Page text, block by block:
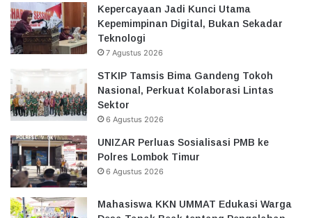
Kepercayaan Jadi Kunci Utama
Kepemimpinan Digital, Bukan Sekadar
Teknologi
7 Agustus 2026
STKIP Tamsis Bima Gandeng Tokoh
Nasional, Perkuat Kolaborasi Lintas
Sektor
6 Agustus 2026
UNIZAR Perluas Sosialisasi PMB ke
Polres Lombok Timur
6 Agustus 2026
Mahasiswa KKN UMMAT Edukasi Warga